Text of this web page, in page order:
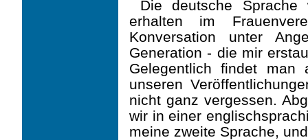
Die deutsche
erhalten im
Konversation unter
Generation - die mir
Gelegentlich findet man
unseren
nicht ganz vergessen.
wir in einer
meine zweite Sprache,